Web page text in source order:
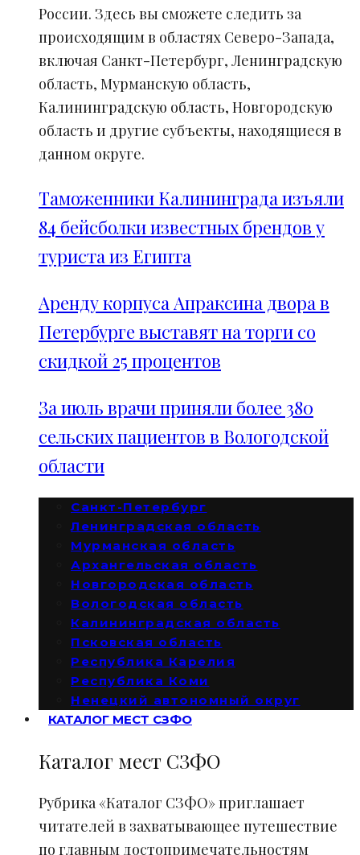
России. Здесь вы сможете следить за
происходящим в областях Северо-Запада,
включая Санкт-Петербург, Ленинградскую
область, Мурманскую область,
Калининградскую область, Новгородскую
область и другие субъекты, находящиеся в
данном округе.
Таможенники Калининграда изъяли
84 бейсболки известных брендов у
туриста из Египта
Аренду корпуса Апраксина двора в
Петербурге выставят на торги со
скидкой 25 процентов
За июль врачи приняли более 380
сельских пациентов в Вологодской
области
Санкт-Петербург
Ленинградская область
Мурманская область
Архангельская область
Новгородская область
Вологодская область
Калининградская область
Псковская область
Республика Карелия
Республика Коми
Ненецкий автономный округ
КАТАЛОГ МЕСТ СЗФО
Каталог мест СЗФО
Рубрика «Каталог СЗФО» приглашает
читателей в захватывающее путешествие
по главным достопримечательностям